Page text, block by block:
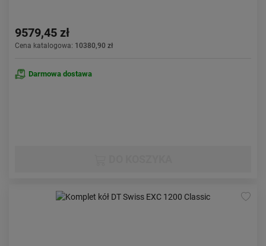
9579,45 zł
Cena katalogowa: 10380,90 zł
Darmowa dostawa